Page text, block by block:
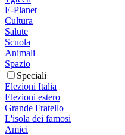
E-Planet
Cultura
Salute
Scuola
Animali
Spazio
Speciali
Elezioni Italia
Elezioni estero
Grande Fratello
L'isola dei famosi
Amici